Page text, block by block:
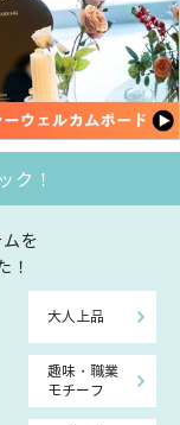
ク！
を
！
大人上品
趣味・職業
モチーフ